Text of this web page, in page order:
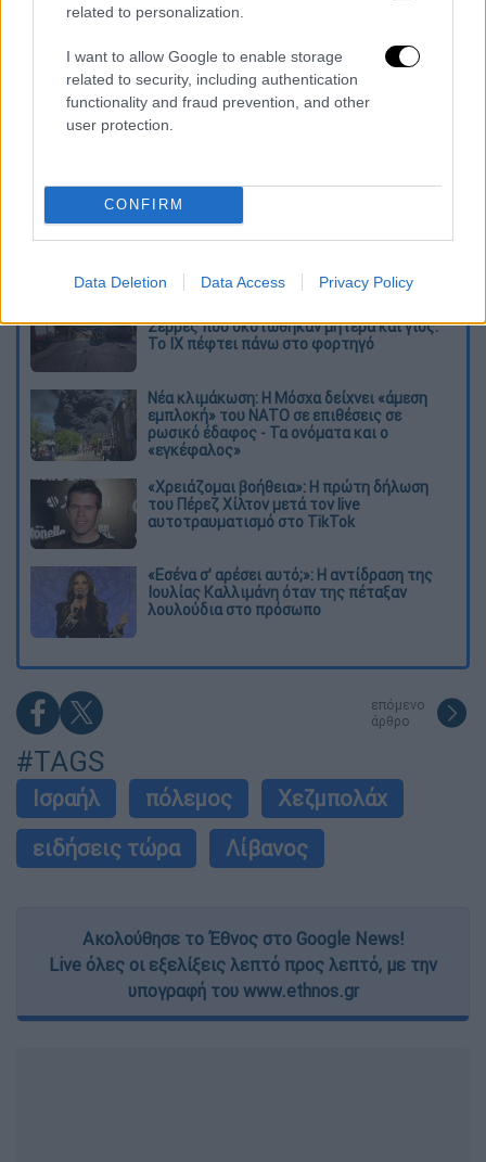
related to personalization.
I want to allow Google to enable storage
related to security, including authentication
functionality and fraud prevention, and other
user protection.
CONFIRM
Data Deletion Data Access Privacy Policy
καταχώρηση
Σέρρες που σκοτώθηκαν μητέρα και γιος:
Το ΙΧ πέφτει πάνω στο φορτηγό
Νέα κλιμάκωση: Η Μόσχα δείχνει «άμεση
εμπλοκή» του ΝΑΤΟ σε επιθέσεις σε
ρωσικό έδαφος - Τα ονόματα και ο
«εγκέφαλος»
«Χρειάζομαι βοήθεια»: Η πρώτη δήλωση
του Πέρεζ Χίλτον μετά τον live
αυτοτραυματισμό στο TikTok
«Εσένα σ’ αρέσει αυτό;»: Η αντίδραση της
Ιουλίας Καλλιμάνη όταν της πέταξαν
λουλούδια στο πρόσωπο
επόμενο
άρθρο
#TAGS
Ισραήλ πόλεμος
Χεζμπολάχ
ειδήσεις τώρα
Λίβανος
Ακολούθησε το Έθνος στο Google News!
Live όλες οι εξελίξεις λεπτό προς λεπτό, με την
υπογραφή του www.ethnos.gr